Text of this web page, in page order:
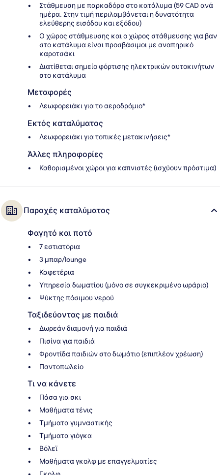
Στάθμευση με παρκαδόρο στο κατάλυμα (59 CAD ανά
ημέρα. Στην τιμή περιλαμβάνεται η δυνατότητα
ελεύθερης εισόδου και εξόδου)
Ο χώρος στάθμευσης και ο χώρος στάθμευσης για βαν
στο κατάλυμα είναι προσβάσιμοι με αναπηρικό
καροτσάκι
Διατίθεται σημείο φόρτισης ηλεκτρικών αυτοκινήτων
στο κατάλυμα
Μεταφορές
Λεωφορειάκι για το αεροδρόμιο*
Εκτός καταλύματος
Λεωφορειάκι για τοπικές μετακινήσεις*
Άλλες πληροφορίες
Καθορισμένοι χώροι για καπνιστές (ισχύουν πρόστιμα)
Παροχές καταλύματος
Φαγητό και ποτό
7 εστιατόρια
3 μπαρ/lounge
Καφετέρια
Υπηρεσία δωματίου (μόνο σε συγκεκριμένο ωράριο)
Ψύκτης πόσιμου νερού
Ταξιδεύοντας με παιδιά
Δωρεάν διαμονή για παιδιά
Πισίνα για παιδιά
Φροντίδα παιδιών στο δωμάτιο (επιπλέον χρέωση)
Παντοπωλείο
Τι να κάνετε
Πάσα για σκι
Μαθήματα τένις
Τμήματα γυμναστικής
Τμήματα γιόγκα
Βόλεϊ
Μαθήματα γκολφ με επαγγελματίες